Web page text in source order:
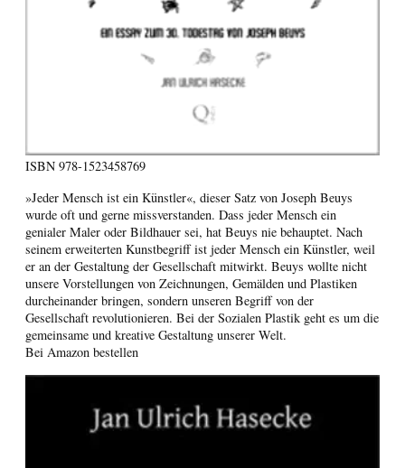
ISBN 978-1523458769
»Jeder Mensch ist ein Künstler«, dieser Satz von Joseph Beuys
wurde oft und gerne missverstanden. Dass jeder Mensch ein
genialer Maler oder Bildhauer sei, hat Beuys nie behauptet. Nach
seinem erweiterten Kunstbegriff ist jeder Mensch ein Künstler, weil
er an der Gestaltung der Gesellschaft mitwirkt. Beuys wollte nicht
unsere Vorstellungen von Zeichnungen, Gemälden und Plastiken
durcheinander bringen, sondern unseren Begriff von der
Gesellschaft revolutionieren. Bei der Sozialen Plastik geht es um die
gemeinsame und kreative Gestaltung unserer Welt.
Bei Amazon bestellen